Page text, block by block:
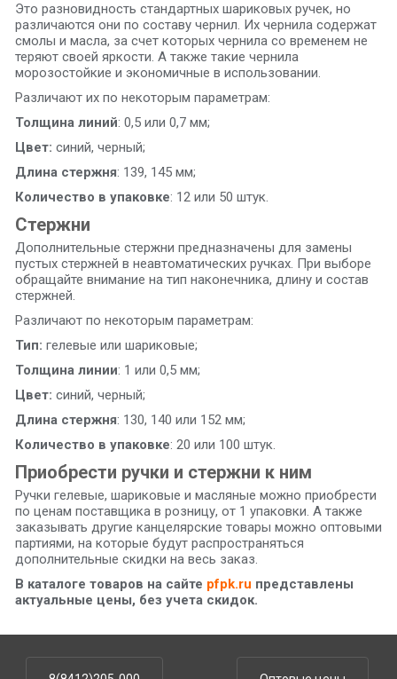
Это разновидность стандартных шариковых ручек, но
различаются они по составу чернил. Их чернила содержат
смолы и масла, за счет которых чернила со временем не
теряют своей яркости. А также такие чернила
морозостойкие и экономичные в использовании.
Различают их по некоторым параметрам:
Толщина линий: 0,5 или 0,7 мм;
Цвет: синий, черный;
Длина стержня: 139, 145 мм;
Количество в упаковке: 12 или 50 штук.
Стержни
Дополнительные стержни предназначены для замены
пустых стержней в неавтоматических ручках. При выборе
обращайте внимание на тип наконечника, длину и состав
стержней.
Различают по некоторым параметрам:
Тип: гелевые или шариковые;
Толщина линии: 1 или 0,5 мм;
Цвет: синий, черный;
Длина стержня: 130, 140 или 152 мм;
Количество в упаковке: 20 или 100 штук.
Приобрести ручки и стержни к ним
Ручки гелевые, шариковые и масляные можно приобрести
по ценам поставщика в розницу, от 1 упаковки. А также
заказывать другие канцелярские товары можно оптовыми
партиями, на которые будут распространяться
дополнительные скидки на весь заказ.
В каталоге товаров на сайте pfpk.ru представлены
актуальные цены, без учета скидок.